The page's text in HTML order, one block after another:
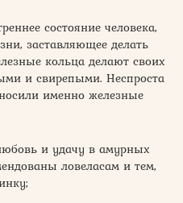
состояние человека,
заставляющее делать
кольца делают своих
и свирепыми. Неспроста
именно железные
и удачу в амурных
ловеласам и тем,